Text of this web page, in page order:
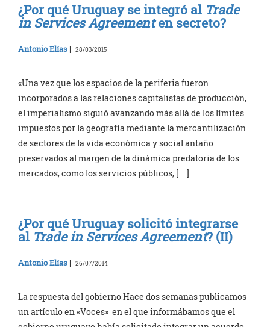
¿Por qué Uruguay se integró al Trade
in Services Agreementen secreto?
Antonio Elías | 28/03/2015
«Una vez que los espacios de la periferia fueron
incorporados a las relaciones capitalistas de producción,
el imperialismo siguió avanzando más allá de los límites
impuestos por la geografía mediante la mercantilización
de sectores de la vida económica y social antaño
preservados al margen de la dinámica predatoria de los
mercados, como los servicios públicos, […]
¿Por qué Uruguay solicitó integrarse
al Trade in Services Agreement? (II)
Antonio Elías | 26/07/2014
La respuesta del gobierno Hace dos semanas publicamos
un artículo en «Voces» en el que informábamos que el